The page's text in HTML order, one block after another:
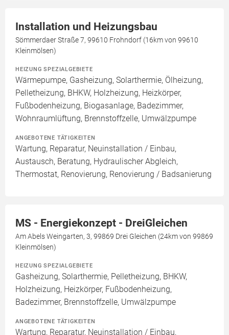
Installation und Heizungsbau
Sömmerdaer Straße 7, 99610 Frohndorf (16km von 99610
Kleinmölsen)
HEIZUNG SPEZIALGEBIETE
Wärmepumpe, Gasheizung, Solarthermie, Ölheizung,
Pelletheizung, BHKW, Holzheizung, Heizkörper,
Fußbodenheizung, Biogasanlage, Badezimmer,
Wohnraumlüftung, Brennstoffzelle, Umwälzpumpe
ANGEBOTENE TÄTIGKEITEN
Wartung, Reparatur, Neuinstallation / Einbau,
Austausch, Beratung, Hydraulischer Abgleich,
Thermostat, Renovierung, Renovierung / Badsanierung
MS - Energiekonzept - DreiGleichen
Am Abels Weingarten, 3, 99869 Drei Gleichen (24km von 99869
Kleinmölsen)
HEIZUNG SPEZIALGEBIETE
Gasheizung, Solarthermie, Pelletheizung, BHKW,
Holzheizung, Heizkörper, Fußbodenheizung,
Badezimmer, Brennstoffzelle, Umwälzpumpe
ANGEBOTENE TÄTIGKEITEN
Wartung, Reparatur, Neuinstallation / Einbau,